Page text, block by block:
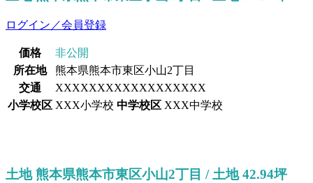
ログイン／会員登録
価格
非公開
所在地
熊本県熊本市東区小山2丁目
交通
XXXXXXXXXXXXXXXXXX
小学校区 XXX小学校 中学校区 XXX中学校
土地 熊本県熊本市東区小山2丁目 / 土地 42.94坪